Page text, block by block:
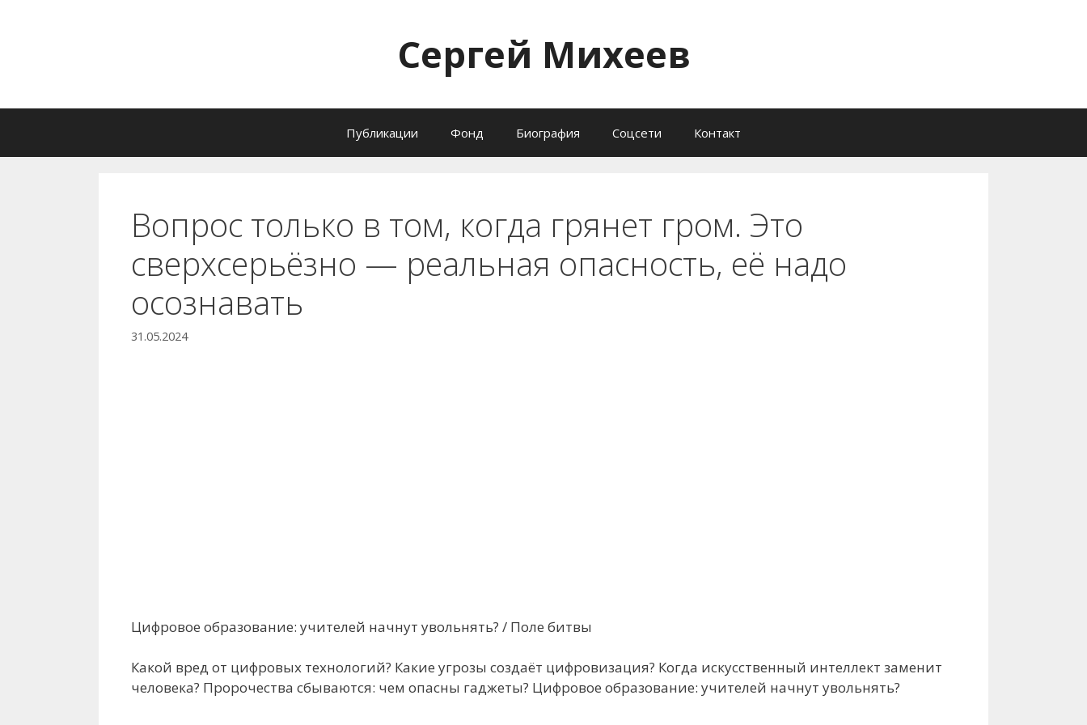
Сергей Михеев
Публикации Фонд Биография Соцсети Контакт
Вопрос только в том, когда грянет гром. Это
сверхсерьёзно — реальная опасность, её надо
осознавать
31.05.2024
Цифровое образование: учителей начнут увольнять? / Поле битвы
Какой вред от цифровых технологий? Какие угрозы создаёт цифровизация? Когда искусственный интеллект заменит
человека? Пророчества сбываются: чем опасны гаджеты? Цифровое образование: учителей начнут увольнять?